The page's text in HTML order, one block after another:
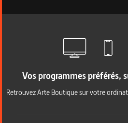
Vos programmes préférés,
Retrouvez Arte Boutique sur votre